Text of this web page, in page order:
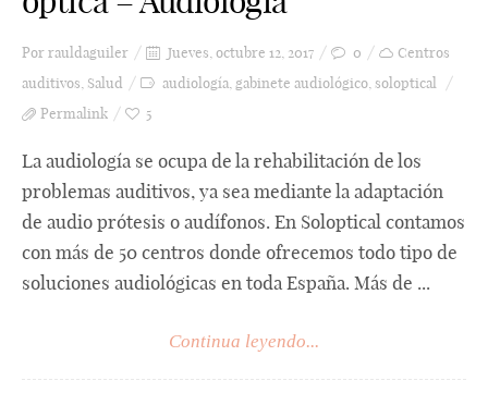
Porrauldaguiler Jueves, octubre 12, 2017 0
Centros
auditivos Salud audiología gabinete audiológico soloptical
Permalink
5
La audiología se ocupa de la rehabilitación de los
problemas auditivos, ya sea mediante la adaptación
de audio prótesis o audífonos. En Soloptical contamos
con más de 50 centros donde ofrecemos todo tipo de
soluciones audiológicas en toda España. Más de ...
Continua leyendo...